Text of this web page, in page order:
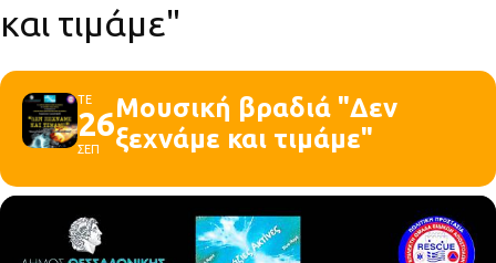
και τιμάμε"
ΤΕ
26
ΣΕΠ
Μουσική βραδιά "Δεν
ξεχνάμε και τιμάμε"